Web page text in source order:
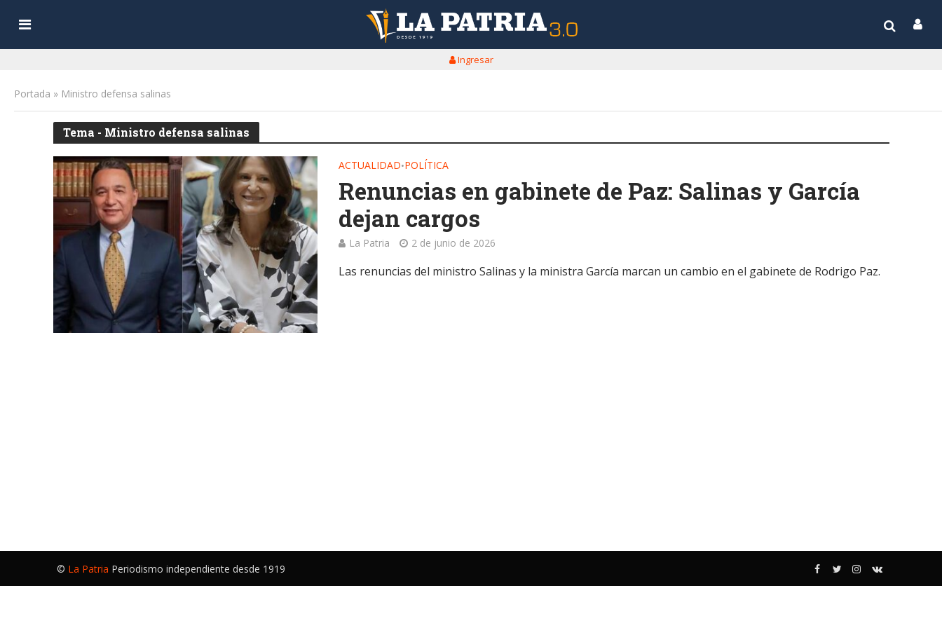
Ingresar
Portada » Ministro defensa salinas
Tema - Ministro defensa salinas
ACTUALIDAD•POLÍTICA
Renuncias en gabinete de Paz: Salinas y García
dejan cargos
La Patria 2 de junio de 2026
Las renuncias del ministro Salinas y la ministra García marcan un cambio en el gabinete de Rodrigo Paz.
© La Patria Periodismo independiente desde 1919